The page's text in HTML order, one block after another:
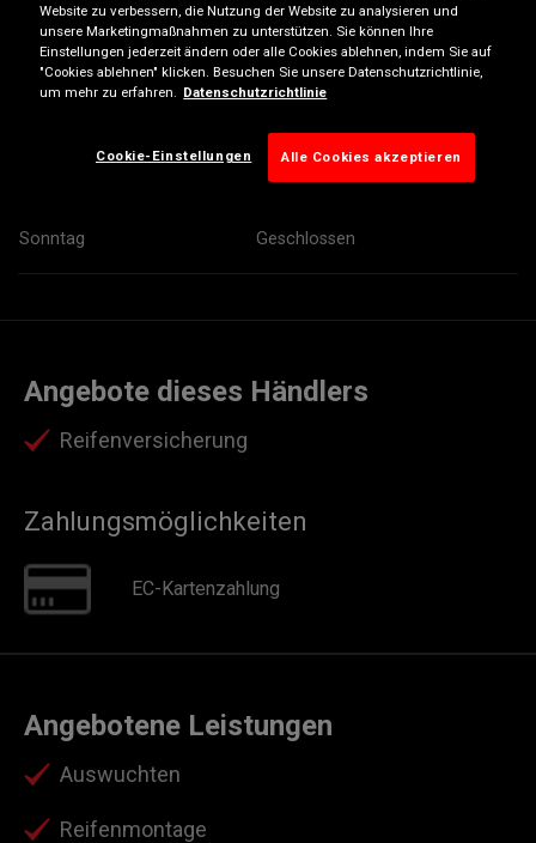
09:00
17:00
Dienstag
09:00
17:00
Mittwoch
09:00
09:00
17:00
09:00
17:00
Sonntag
Geschlossen
Angebote dieses Händlers
Reifenversicherung
Zahlungsmöglichkeiten
EC-Kartenzahlung
Angebotene Leistungen
Auswuchten
Reifenmontage
Website zu verbessern, die Nutzung der Website zu analysieren und
unsere Marketingmaßnahmen zu unterstützen. Sie können Ihre
Einstellungen jederzeit ändern oder alle Cookies ablehnen, indem Sie auf
"Cookies ablehnen" klicken. Besuchen Sie unsere Datenschutzrichtlinie,
um mehr zu erfahren.
Datenschutzrichtlinie
Cookie-Einstellungen Alle Cookies akzeptieren